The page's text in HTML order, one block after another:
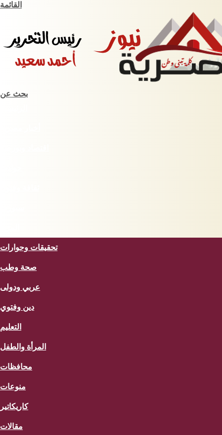
القائمة
بحث عن
تحقيقات وحوارات
صحة وطب
عربي ودولى
دين وفتوي
التعليم
المرأة والطفل
محافظات
منوعات
كاريكاتير
مقالات